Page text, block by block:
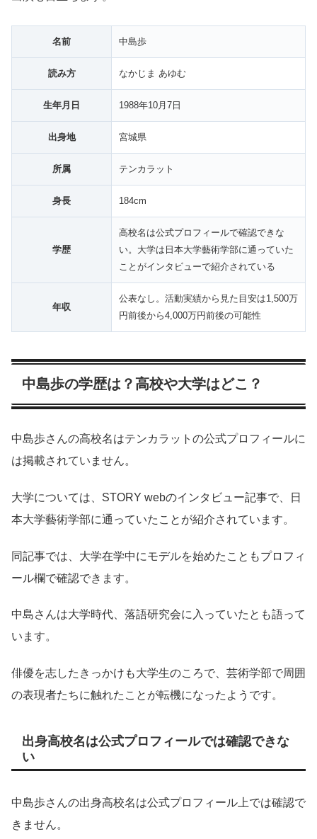
名前 中島歩
読み方 なかじま あゆむ
生年月日 1988年10月7日
出身地 宮城県
所属 テンカラット
身長 184cm
学歴
高校名は公式プロフィールで確認できな
い。大学は日本大学藝術学部に通っていた
ことがインタビューで紹介されている
年収
公表なし。活動実績から見た目安は1,500万
円前後から4,000万円前後の可能性
中島歩の学歴は？高校や大学はどこ？
中島歩さんの高校名はテンカラットの公式プロフィールに
は掲載されていません。
大学については、STORY webのインタビュー記事で、日
本大学藝術学部に通っていたことが紹介されています。
同記事では、大学在学中にモデルを始めたこともプロフィ
ール欄で確認できます。
中島さんは大学時代、落語研究会に入っていたとも語って
います。
俳優を志したきっかけも大学生のころで、芸術学部で周囲
の表現者たちに触れたことが転機になったようです。
出身高校名は公式プロフィールでは確認できな
い
中島歩さんの出身高校名は公式プロフィール上では確認で
きません。